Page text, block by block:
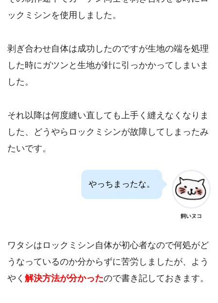
ックミシンを使用しました。
剥ぎ合わせ自体は成功したのですが生地の端を処理
した時にガツンと生地が針に引っかかってしまいま
した。
それ以降は何度縫い直しても上手く縫えなくなりま
した、どうやらロックミシンが故障してしまったみ
たいです。
やっちまったな。
飼いヌコ
ワタシはロックミシン自体が初心者なので何処がど
うなっているのか分からずに苦労しましたが、よう
やく 解決方法が分かったので書き記しておきます。